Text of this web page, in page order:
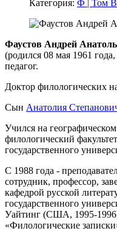
Категория: Ф | Том
Фаустов Андрей
(родился 08 мая 1961
педагог.
Доктор филологических
Сын Анатолия
Учился на
филологический
государственного
С 1988 года -
сотрудник, профессор,
кафедрой русской
государственного
Уайтинг (США, 1995-
«Филологические